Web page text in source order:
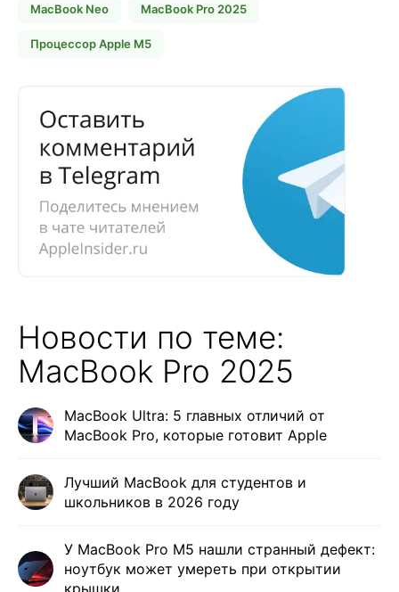
MacBook Neo MacBook Pro 2025
Процессор Apple M5
Новости по теме:
MacBook Pro 2025
MacBook Ultra: 5 главных отличий от
MacBook Pro, которые готовит Apple
Лучший MacBook для студентов и
школьников в 2026 году
У MacBook Pro M5 нашли странный дефект:
ноутбук может умереть при открытии